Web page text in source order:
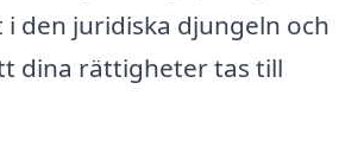
den juridiska djungeln och
dina rättigheter tas till